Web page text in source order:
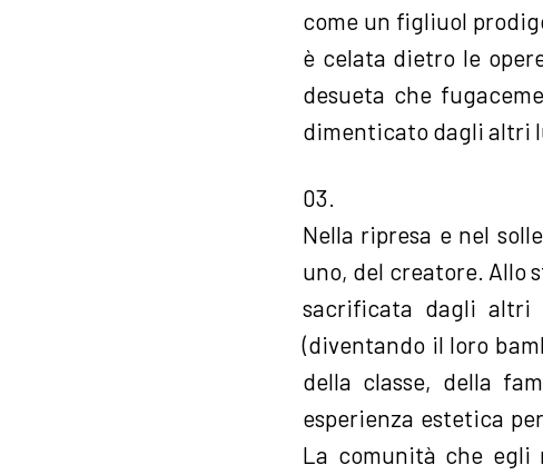
come un figliuol
è celata dietro le
desueta che
dimenticato dagli altri
03.
Nella ripresa e nel
uno, del creatore. Allo
sacrificata dagli altri
(diventando il loro
della classe, della
esperienza estetica
La comunità che egli